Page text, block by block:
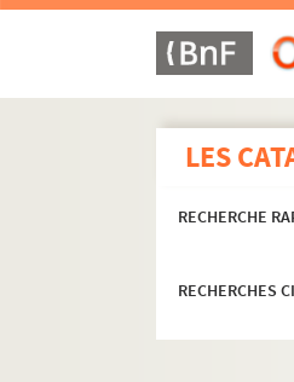
LES
RECHERCHE
RECHERCHES